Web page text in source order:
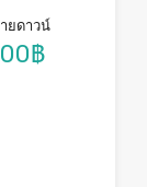
ยดาวน์
฿